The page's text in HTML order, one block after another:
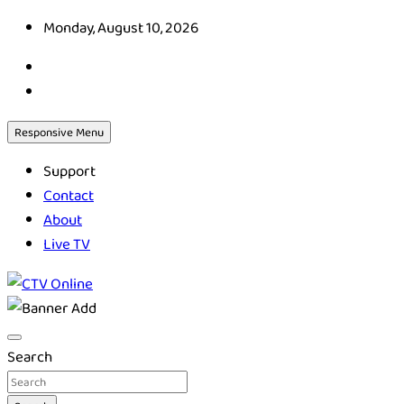
Skip
content
Monday, August 10, 2026
Responsive Menu
Support
Contact
About
Live TV
CTV Online
Search